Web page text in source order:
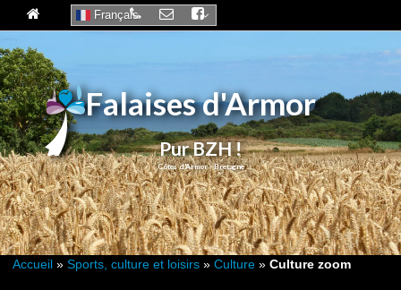
Falaises d'Armor
Pur BZH !
Accueil » Sports, culture et loisirs » Culture » Culture zoom
Français